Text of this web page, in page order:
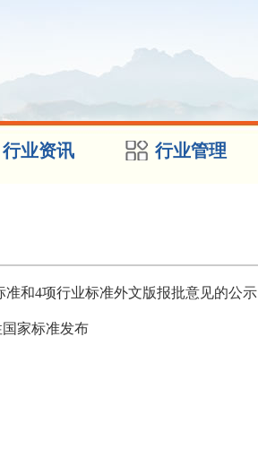
行业资讯 行业管理
和4项行业标准外文版报批意见的公示
家标准发布